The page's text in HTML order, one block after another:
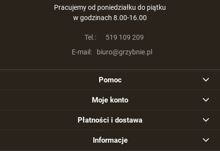
Pracujemy od poniedziałku do piątku
w godzinach 8.00-16.00
Tel.:
519 109 209
E-mail:
biuro@grzybnie.pl
Pomoc
Moje konto
Płatności i dostawa
Informacje